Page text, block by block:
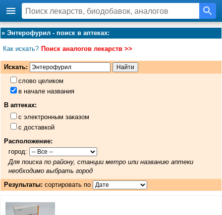
» Энтерофурил - поиск в аптеках:
Как искать? Поиск аналогов лекарств >>
Искать:
слово целиком
в начале названия
В аптеках:
с электронным заказом
с доставкой
Расположение:
город:
Для поиска по району, станции метро или названию аптеки
необходимо выбрать город
Результаты: сортировать по